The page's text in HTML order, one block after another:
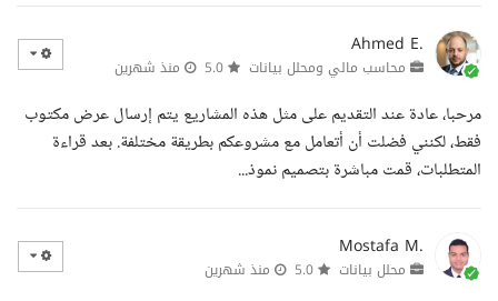
Ahmed E.
محاسب مالي ومحلل بيانات منذ شهرين
مرحبا، عادة عند التقديم على مثل هذه المشاريع يتم إرسال عرض مكتوب
فقط، لكنني فضلت أن أتعامل مع مشروعكم بطريقة مختلفة. بعد قراءة
المتطلبات، قمت مباشرة بتصميم نموذ...
Mostafa M.
محلل بيانات منذ شهرين